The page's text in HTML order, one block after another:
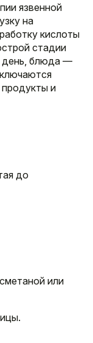
язвенной
на
кислоты
стадии
день, блюда —
и
до
или